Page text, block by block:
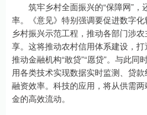
筑牢乡村全面振兴的“保障网”，
率。《意见》特别强调要促进数字
乡村振兴示范工程，推动各部门涉
享。这将推动农村信用体系建设，
推动金融机构“敢贷”“愿贷”。与此同
用各类技术实现数据实时监测、贷
融资效率。科技的应用，将从供需
金的高效流动。